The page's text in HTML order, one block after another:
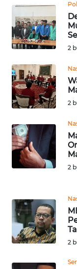
2
2
2
2
Wahana
News
Regional
WN
WN
JAKARTA
WN
JABAR
WN
BANTEN
NTT
WN
KEPRI